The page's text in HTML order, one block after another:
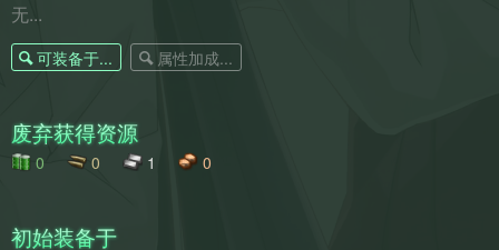
无...
可装备于... 属性加成...
废弃获得资源
0 0 1 0
初始装备于